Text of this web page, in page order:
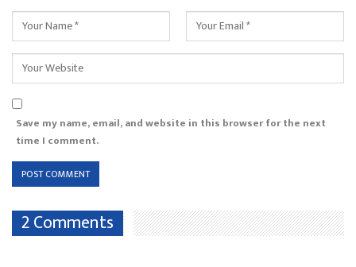
Save my name, email, and website in this browser for the next
time I comment.
2 Comments